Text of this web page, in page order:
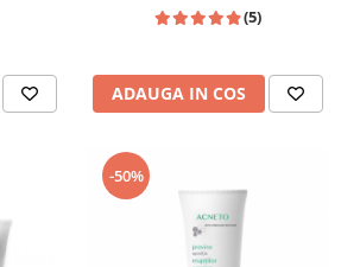
(5)
ADAUGA IN COS
-50%